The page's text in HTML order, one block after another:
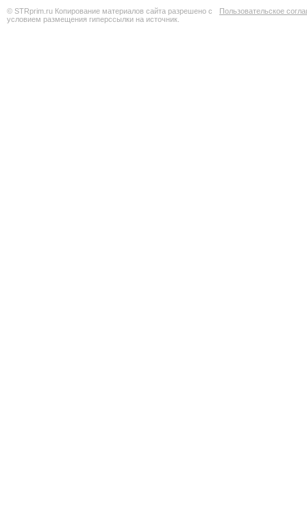
© STRprim.ru Копирование материалов сайта разрешено с
условием размещения гиперссылки на источник.
Пользовательское